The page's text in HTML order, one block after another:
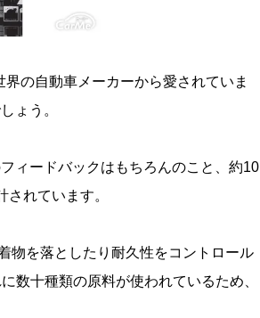
の自動車メーカーから愛されていま
ょう。
ィードバックはもちろんのこと、約10
れています。
物を落としたり耐久性をコントロール
数十種類の原料が使われているため、